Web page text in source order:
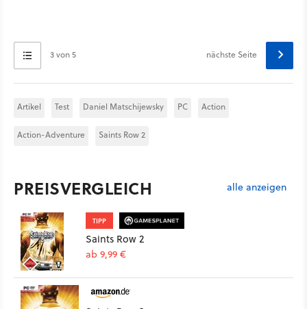
3 von 5 nächste Seite
Artikel Test Daniel Matschijewsky PC Action
Action-Adventure Saints Row 2
PREISVERGLEICH alle anzeigen
TIPP
Saints Row 2
ab 9,99 €